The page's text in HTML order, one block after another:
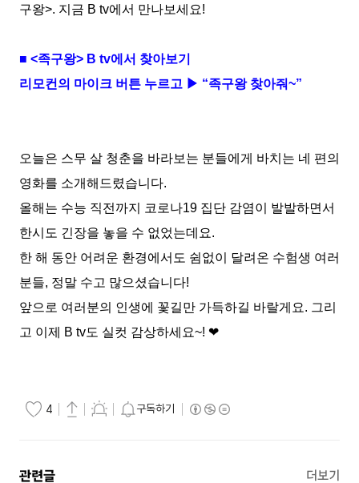
구왕>. 지금 B tv에서 만나보세요!
■ <족구왕> B tv에서 찾아보기
리모컨의 마이크 버튼 누르고 ▶ “족구왕 찾아줘~”
오늘은 스무 살 청춘을 바라보는 분들에게 바치는 네 편의
영화를 소개해드렸습니다.
올해는 수능 직전까지 코로나19 집단 감염이 발발하면서
한시도 긴장을 놓을 수 없었는데요.
한 해 동안 어려운 환경에서도 쉼없이 달려온 수험생 여러
분들, 정말 수고 많으셨습니다!
앞으로 여러분의 인생에 꽃길만 가득하길 바랄게요. 그리
고 이제
B tv도 실컷 감상하세요~! ❤
4 구독하기
관련글 더보기